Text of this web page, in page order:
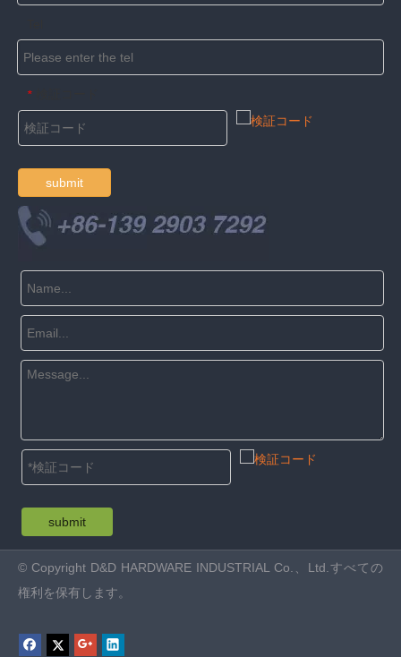
*
submit
submit
© Copyright D&D HARDWARE INDUSTRIAL Co.、Ltd.すべての
権利を保有します。